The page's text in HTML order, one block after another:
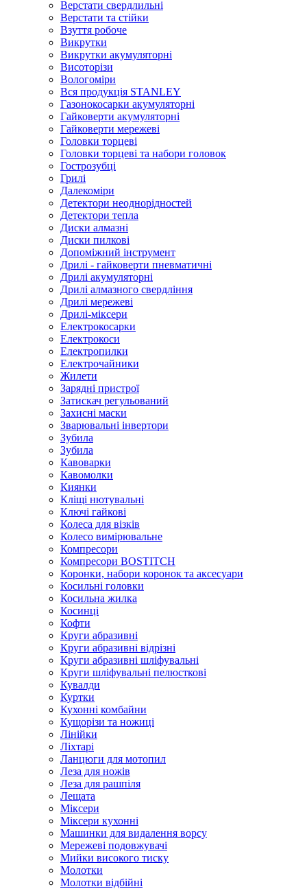
Верстати свердлильні
Верстати та стійки
Взуття робоче
Викрутки
Викрутки акумуляторні
Висоторізи
Вологоміри
Вся продукція STANLEY
Газонокосарки акумуляторні
Гайковерти акумуляторні
Гайковерти мережеві
Головки торцеві
Головки торцеві та набори головок
Гострозубці
Грилі
Далекоміри
Детектори неоднорідностей
Детектори тепла
Диски алмазні
Диски пилкові
Допоміжний інструмент
Дрилі - гайковерти пневматичні
Дрилі акумуляторні
Дрилі алмазного свердління
Дрилі мережеві
Дрилі-міксери
Електрокосарки
Електрокоси
Електропилки
Електрочайники
Жилети
Зарядні пристрої
Затискач регульований
Захисні маски
Зварювальні інвертори
Зубила
Зубила
Кавоварки
Кавомолки
Киянки
Кліщі нютувальні
Ключі гайкові
Колеса для візків
Колесо вимірювальне
Компресори
Компресори BOSTITCH
Коронки, набори коронок та аксесуари
Косильні головки
Косильна жилка
Косинці
Кофти
Круги абразивні
Круги абразивні відрізні
Круги абразивні шліфувальні
Круги шліфувальні пелюсткові
Кувалди
Куртки
Кухонні комбайни
Кущорізи та ножиці
Лінійки
Ліхтарі
Ланцюги для мотопил
Леза для ножів
Леза для рашпіля
Лещата
Міксери
Міксери кухонні
Машинки для видалення ворсу
Мережеві подовжувачі
Мийки високого тиску
Молотки
Молотки відбійні